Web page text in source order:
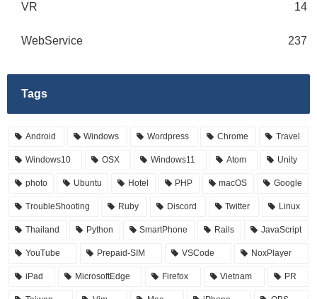
VR 14
WebService 237
Tags
Android Windows Wordpress Chrome Travel
Windows10 OSX Windows11 Atom Unity
photo Ubuntu Hotel PHP macOS Google
TroubleShooting Ruby Discord Twitter Linux
Thailand Python SmartPhone Rails JavaScript
YouTube Prepaid-SIM VSCode NoxPlayer
iPad MicrosoftEdge Firefox Vietnam PR